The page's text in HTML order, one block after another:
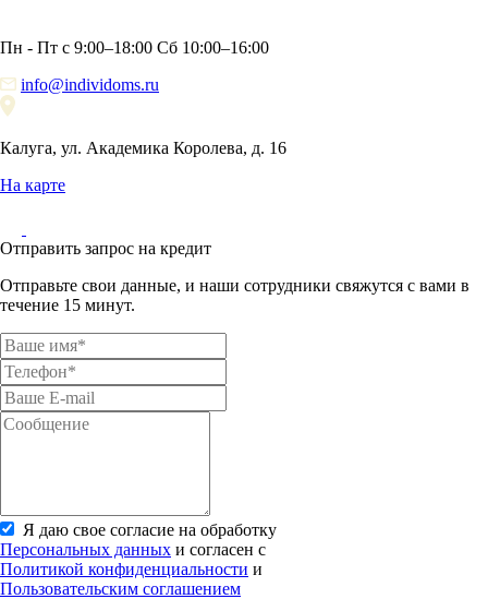
Пн - Пт с 9:00–18:00 Сб 10:00–16:00
info@individoms.ru
Калуга, ул. Академика Королева, д. 16
На карте
Отправить запрос на кредит
Отправьте свои данные, и наши сотрудники свяжутся с вами в
течение 15 минут.
Я даю свое согласие на обработку
Персональных данных и согласен с
Политикой конфиденциальности и
Пользовательским соглашением